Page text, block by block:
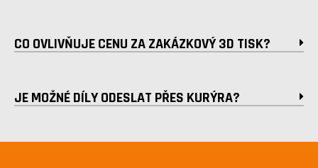
CO OVLIVŇUJE CENU ZA ZAKÁZKOVÝ 3D TISK?
JE MOŽNÉ DÍLY ODESLAT PŘES KURÝRA?